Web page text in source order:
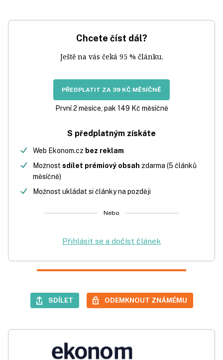
Chcete číst dál?
Ještě na vás čeká 95 % článku.
PŘEDPLATIT ZA 39 KČ MĚSÍČNĚ
První 2 měsíce, pak 149 Kč měsíčně
S předplatným získáte
Web Ekonom.cz bez reklam
Možnost sdílet prémiový obsah zdarma (5 článků
měsíčně)
Možnost ukládat si články na později
Nebo
Přihlásit se a dočíst článek
SDÍLET ODEMKNOUT ZNÁMÉMU